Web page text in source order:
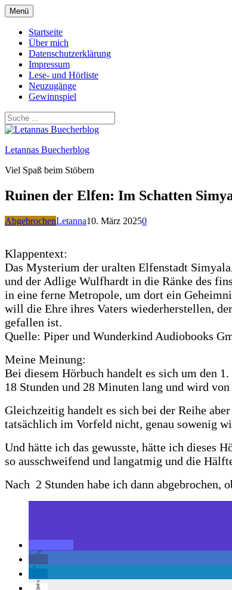
Zum
Inhalt
springen
Menü
Startseite
Über mich
Datenschutzerklärung
Impressum
Lese- und Hörliste
Neuzugänge
Gewinnspiel
Letannas Buecherblog
Viel Spaß beim Stöbern
Ruinen der Elfen: Im Schatten
AbgebrochenLetanna10. März 20250
Klappentext:
Das Mysterium der uralten Elfenstadt
und der Adlige Wulfhardt in die Ränke des
in eine ferne Metropole, um dort ein
will die Ehre ihres Vaters wiederherstellen,
gefallen ist.
Quelle: Piper und Wunderkind Audiobooks
Meine Meinung:
Bei diesem Hörbuch handelt es sich um den
18 Stunden und 28 Minuten lang und wird
Gleichzeitig handelt es sich bei der Reihe
tatsächlich im Vorfeld nicht, genau sowenig
Und hätte ich das gewusste, hätte ich dieses
so ausschweifend und langatmig und die
Nach 2 Stunden habe ich dann abgebrochen,